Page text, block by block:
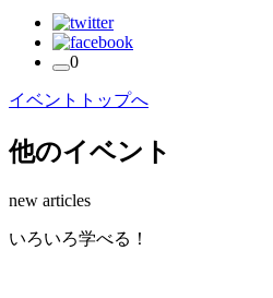
0
イベントトップへ
他のイベント
new articles
いろいろ学べる！